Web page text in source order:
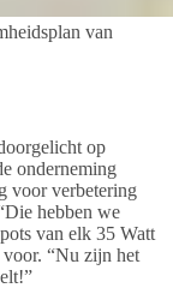
van
op
onderneming
voor verbetering
hebben we
van elk 35 Watt
voor. “Nu zijn het